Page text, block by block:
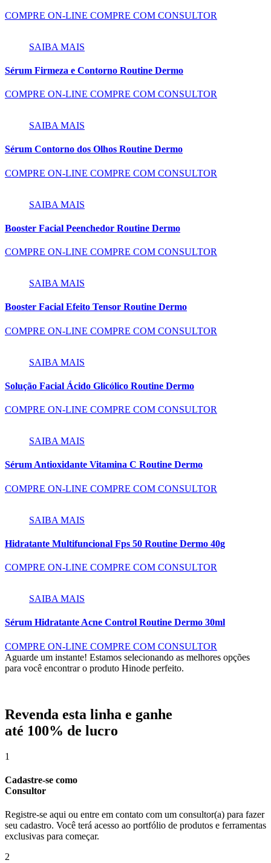
COMPRE ON-LINE COMPRE COM CONSULTOR
SAIBA MAIS
Sérum Firmeza e Contorno Routine Dermo
COMPRE ON-LINE COMPRE COM CONSULTOR
SAIBA MAIS
Sérum Contorno dos Olhos Routine Dermo
COMPRE ON-LINE COMPRE COM CONSULTOR
SAIBA MAIS
Booster Facial Peenchedor Routine Dermo
COMPRE ON-LINE COMPRE COM CONSULTOR
SAIBA MAIS
Booster Facial Efeito Tensor Routine Dermo
COMPRE ON-LINE COMPRE COM CONSULTOR
SAIBA MAIS
Solução Facial Ácido Glicólico Routine Dermo
COMPRE ON-LINE COMPRE COM CONSULTOR
SAIBA MAIS
Sérum Antioxidante Vitamina C Routine Dermo
COMPRE ON-LINE COMPRE COM CONSULTOR
SAIBA MAIS
Hidratante Multifuncional Fps 50 Routine Dermo 40g
COMPRE ON-LINE COMPRE COM CONSULTOR
SAIBA MAIS
Sérum Hidratante Acne Control Routine Dermo 30ml
COMPRE ON-LINE COMPRE COM CONSULTOR
Aguarde um instante! Estamos selecionando as melhores opções
para você encontrar o produto Hinode perfeito.
Revenda esta linha e ganhe
até 100% de lucro
1
Cadastre-se como
Consultor
Registre-se aqui ou entre em contato com um consultor(a) para fazer
seu cadastro. Você terá acesso ao portfólio de produtos e ferramentas
exclusivas para começar.
2